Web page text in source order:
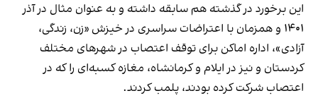
این برخورد در گذشته هم سابقه داشته و به عنوان مثال در آذر
۱۴۰۱ و همزمان با اعتراضات سراسری در خیزش «زن، زندگی،
آزادی»، اداره اماکن برای توقف اعتصاب در شهرهای مختلف
کردستان و نیز در ایلام و کرمانشاه، مغازه کسبه‌ای را که در
اعتصاب شرکت کرده بودند، پلمب کردند.